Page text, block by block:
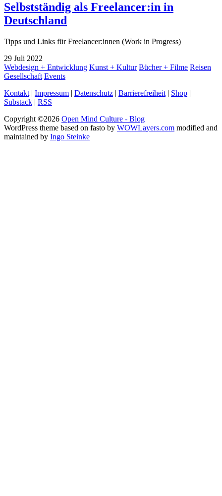
Selbstständig als Freelancer:in in
Deutschland
Tipps und Links für Freelancer:innen (Work in Progress)
29 Juli 2022
Webdesign + Entwicklung Kunst + Kultur Bücher + Filme Reisen
Gesellschaft Events
Kontakt | Impressum | Datenschutz | Barrierefreiheit | Shop |
Substack | RSS
Copyright ©2026 Open Mind Culture - Blog
WordPress theme based on fasto by WOWLayers.com modified and
maintained by Ingo Steinke